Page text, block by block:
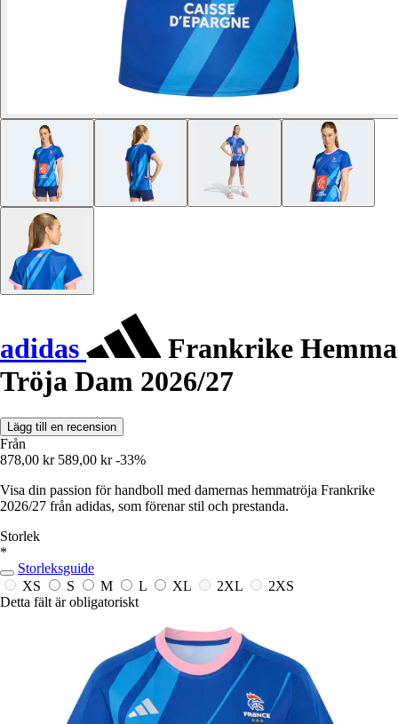
adidas
Frankrike Hemma
Tröja Dam 2026/27
Lägg till en recension
Från
878,00 kr 589,00 kr -33%
Visa din passion för handboll med damernas hemmatröja Frankrike
2026/27 från adidas, som förenar stil och prestanda.
Storlek
*
Storleksguide
XS
S M L XL 2XL
2XS
Detta fält är obligatoriskt